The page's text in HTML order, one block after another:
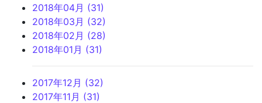
2018年04月 (31)
2018年03月 (32)
2018年02月 (28)
2018年01月 (31)
2017年12月 (32)
2017年11月 (31)